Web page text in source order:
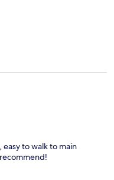
to walk to main